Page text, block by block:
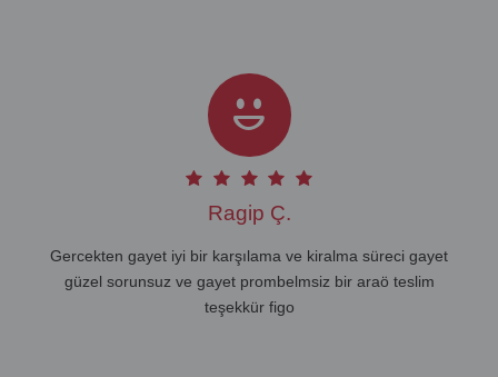
Ragip Ç.
Gercekten gayet iyi bir karşılama ve kiralma süreci gayet
güzel sorunsuz ve gayet prombelmsiz bir araö teslim
teşekkür figo